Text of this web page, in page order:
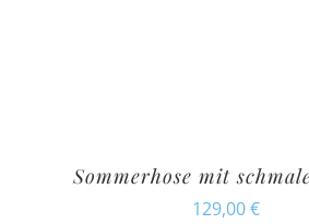
Sommerhose mit
129,00€